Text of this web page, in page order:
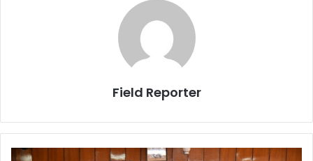
Field Reporter
धधकते